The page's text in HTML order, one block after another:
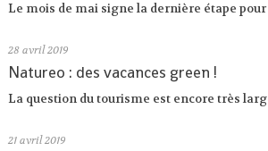
Le mois de mai signe la dernière étape pour
28 avril 2019
Natureo : des vacances green !
La question du tourisme est encore très
21 avril 2019